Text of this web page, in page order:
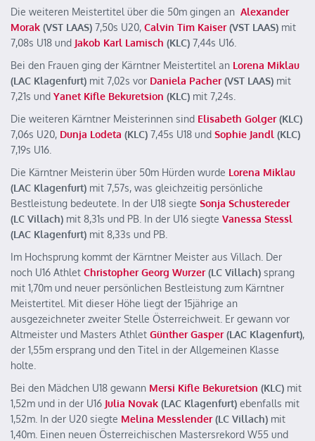
Die weiteren Meistertitel über die 50m gingen an Alexander
Morak (VST LAAS) 7,50s U20, Calvin Tim Kaiser(VST LAAS) mit
7,08s U18 und Jakob Karl Lamisch (KLC) 7,44s U16.
Bei den Frauen ging der Kärntner Meistertitel an Lorena Miklau
(LAC Klagenfurt) mit 7,02s vor Daniela Pacher(VST LAAS) mit
7,21s und Yanet Kifle Bekuretsion (KLC) mit 7,24s.
Die weiteren Kärntner Meisterinnen sind Elisabeth Golger(KLC)
7,06s U20, Dunja Lodeta (KLC) 7,45s U18 und Sophie Jandl (KLC)
7,19s U16.
Die Kärntner Meisterin über 50m Hürden wurde Lorena Miklau
(LAC Klagenfurt) mit 7,57s, was gleichzeitig persönliche
Bestleistung bedeutete. In der U18 siegte Sonja Schustereder
(LC Villach) mit 8,31s und PB. In der U16 siegte Vanessa Stessl
(LAC Klagenfurt) mit 8,33s und PB.
Im Hochsprung kommt der Kärntner Meister aus Villach. Der
noch U16 Athlet Christopher Georg Wurzer(LC Villach) sprang
mit 1,70m und neuer persönlichen Bestleistung zum Kärntner
Meistertitel. Mit dieser Höhe liegt der 15jährige an
ausgezeichneter zweiter Stelle Österreichweit. Er gewann vor
Altmeister und Masters Athlet Günther Gasper(LAC Klagenfurt),
der 1,55m ersprang und den Titel in der Allgemeinen Klasse
holte.
Bei den Mädchen U18 gewann Mersi Kifle Bekuretsion (KLC) mit
1,52m und in der U16 Julia Novak (LAC Klagenfurt) ebenfalls mit
1,52m. In der U20 siegte Melina Messlender(LC Villach) mit
1,40m. Einen neuen Österreichischen Mastersrekord W55 und